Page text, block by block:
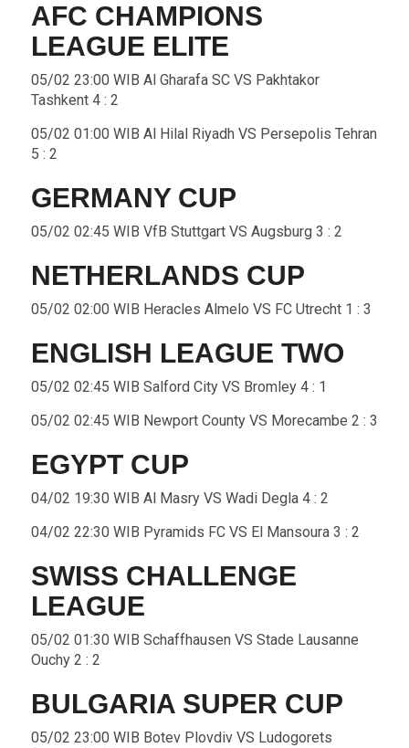
AFC CHAMPIONS
LEAGUE ELITE
05/02 23:00 WIB Al Gharafa SC VS Pakhtakor
Tashkent 4 : 2
05/02 01:00 WIB Al Hilal Riyadh VS Persepolis Tehran
5 : 2
GERMANY CUP
05/02 02:45 WIB VfB Stuttgart VS Augsburg 3 : 2
NETHERLANDS CUP
05/02 02:00 WIB Heracles Almelo VS FC Utrecht 1 : 3
ENGLISH LEAGUE TWO
05/02 02:45 WIB Salford City VS Bromley 4 : 1
05/02 02:45 WIB Newport County VS Morecambe 2 : 3
EGYPT CUP
04/02 19:30 WIB Al Masry VS Wadi Degla 4 : 2
04/02 22:30 WIB Pyramids FC VS El Mansoura 3 : 2
SWISS CHALLENGE
LEAGUE
05/02 01:30 WIB Schaffhausen VS Stade Lausanne
Ouchy 2 : 2
BULGARIA SUPER CUP
05/02 23:00 WIB Botev Plovdiv VS Ludogorets